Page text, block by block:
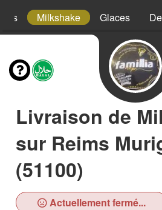
Milkshake Glaces
Livraison de
sur Reims
(51100)
Actuellement fermé...